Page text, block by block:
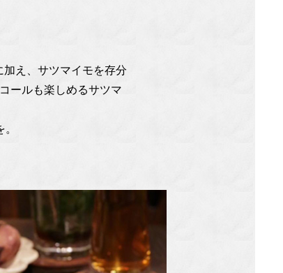
え、サツマイモを存分
ールも楽しめるサツマ